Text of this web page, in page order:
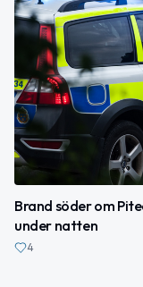
Brand söder om
under natten
4